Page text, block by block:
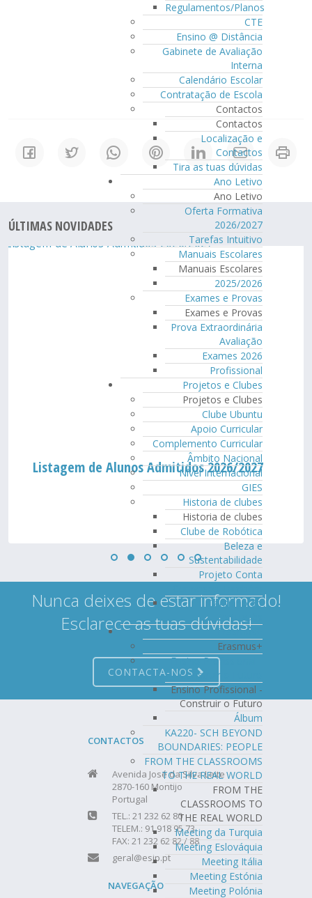
Regulamentos/Planos
CTE
Ensino @ Distância
Gabinete de Avaliação
Interna
Calendário Escolar
Contratação de Escola
Contactos
Contactos
Localização e
Contactos
Tira as tuas dúvidas
Ano Letivo
Ano Letivo
Oferta Formativa
2026/2027
Tarefas Intuitivo
Manuais Escolares
Manuais Escolares
2025/2026
Exames e Provas
Exames e Provas
Prova Extraordinária
Avaliação
Exames 2026
Profissional
Projetos e Clubes
Projetos e Clubes
Clube Ubuntu
Apoio Curricular
Complemento Curricular
Âmbito Nacional
Nível Internacional
GIES
Historia de clubes
Historia de clubes
Clube de Robótica
Beleza e
Sustentabilidade
Projeto Conta
Cantinho do
Português
Erasmus+
Erasmus+
Ensino Profissional -
Construir o Futuro
Ensino Profissional -
Construir o Futuro
Álbum
KA220- SCH BEYOND
BOUNDARIES: PEOPLE
FROM THE CLASSROOMS
TO THE REAL WORLD
FROM THE
CLASSROOMS TO
THE REAL WORLD
Meeting da Turquia
Meeting Eslováquia
Meeting Itália
Meeting Estónia
Meeting Polónia
ÚLTIMAS NOVIDADES
Listagem de Alunos Admitidos 2026/2027
Nunca deixes de estar informado!
Esclarece as tuas dúvidas!
CONTACTA-NOS
CONTACTOS
Avenida José da Silva Leite
2870-160 Montijo
Portugal
TEL.: 21 232 62 80
TELEM.: 91 918 95 73
FAX: 21 232 62 82 / 88
geral@esjp.pt
NAVEGAÇÃO